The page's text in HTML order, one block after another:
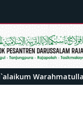
Warahmatullahi